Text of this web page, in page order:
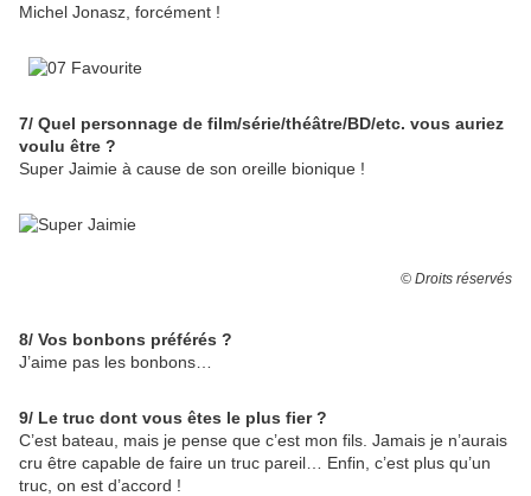
Michel Jonasz, forcément !
7/ Quel personnage de film/série/théâtre/BD/etc. vous auriez
voulu être ?
Super Jaimie à cause de son oreille bionique !
© Droits réservés
8/ Vos bonbons préférés ?
J’aime pas les bonbons…
9/ Le truc dont vous êtes le plus fier ?
C’est bateau, mais je pense que c’est mon fils. Jamais je n’aurais
cru être capable de faire un truc pareil… Enfin, c’est plus qu’un
truc, on est d’accord !